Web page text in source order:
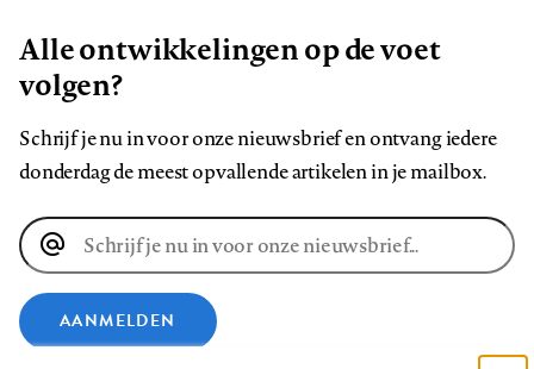
Alle ontwikkelingen op de voet
volgen?
Schrijf je nu in voor onze nieuwsbrief en ontvang iedere
donderdag de meest opvallende artikelen in je mailbox.
E-
mailadres
AANMELDEN